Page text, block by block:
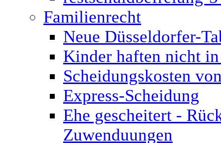
Familienrecht
Neue Düsseldorfer-
Kinder haften nicht
Scheidungskosten
Express-Scheidung
Ehe gescheitert -
Zuwenduungen